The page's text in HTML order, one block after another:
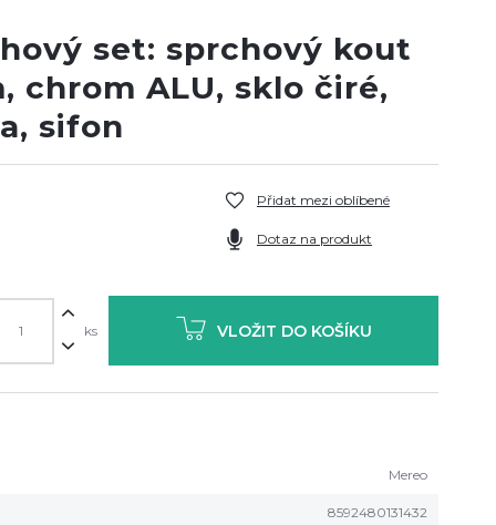
set: sprchový kout
chrom ALU, sklo čiré,
sifon
Přidat mezi oblíbené
Dotaz na produkt
ks VLOŽIT DO KOŠÍKU
Mereo
8592480131432